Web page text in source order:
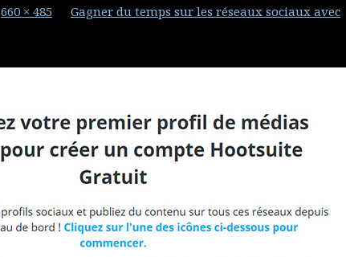
660 × 485
Gagner du temps sur les réseaux sociaux avec